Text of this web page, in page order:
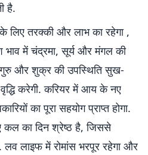
है.
लिए तरक्की और लाभ का रहेगा ,
भाव में चंद्रमा, सूर्य और मंगल की
गुरु और शुक्र की उपस्थिति सुख-
करेगी. करियर में आय के नए
का पूरा सहयोग प्राप्त होगा.
का दिन श्रेष्ठ है, जिससे
लव लाइफ में रोमांस भरपूर रहेगा और